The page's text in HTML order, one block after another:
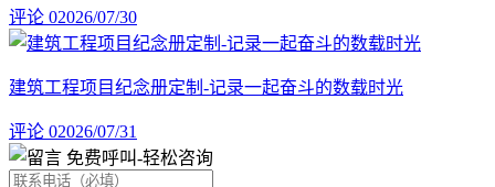
评论 02026/07/30
建筑工程项目纪念册定制-记录一起奋斗的数载时光
评论 02026/07/31
免费呼叫-轻松咨询